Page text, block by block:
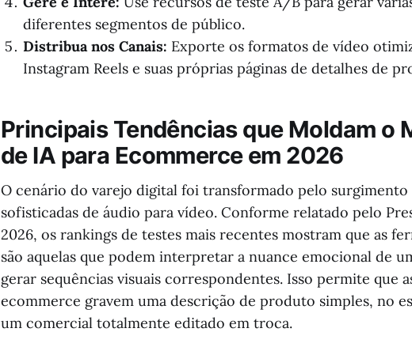
diferentes segmentos de público.
Distribua nos Canais: Exporte os formatos de vídeo
Instagram Reels e suas próprias páginas de detalhes de
Principais Tendências que Moldam o
de IA para Ecommerce em 2026
O cenário do varejo digital foi transformado pelo surgimento
sofisticadas de áudio para vídeo. Conforme relatado pelo
2026, os rankings de testes mais recentes mostram que as
são aquelas que podem interpretar a nuance emocional de
gerar sequências visuais correspondentes. Isso permite que
ecommerce gravem uma descrição de produto simples, no
um comercial totalmente editado em troca.